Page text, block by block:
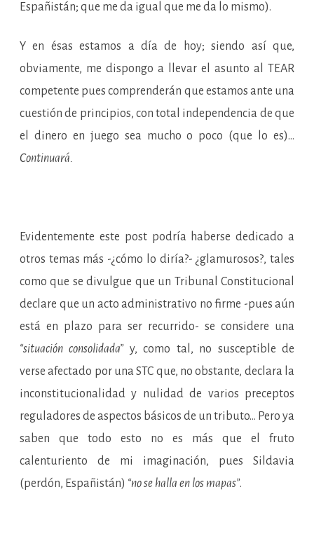
Españistán; que me da igual que me da lo mismo).
Y en ésas estamos a día de hoy; siendo así que,
obviamente, me dispongo a llevar el asunto al TEAR
competente pues comprenderán que estamos ante una
cuestión de principios, con total independencia de que
el dinero en juego sea mucho o poco (que lo es)…
Continuará.
Evidentemente este post podría haberse dedicado a
otros temas más -¿cómo lo diría?- ¿glamurosos?, tales
como que se divulgue que un Tribunal Constitucional
declare que un acto administrativo no firme -pues aún
está en plazo para ser recurrido- se considere una
“situación consolidada”y, como tal, no susceptible de
verse afectado por una STC que, no obstante, declara la
inconstitucionalidad y nulidad de varios preceptos
reguladores de aspectos básicos de un tributo… Pero ya
saben que todo esto no es más que el fruto
calenturiento de mi imaginación, pues Sildavia
(perdón, Españistán) “no se halla en los mapas”.